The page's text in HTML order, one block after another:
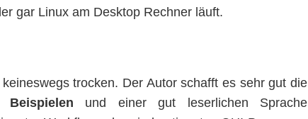
gar Linux am Desktop Rechner läuft.
trocken. Der Autor schafft es sehr gut die
Beispielen und einer gut leserlichen Sprache